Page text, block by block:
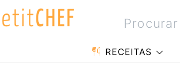
RECEITAS